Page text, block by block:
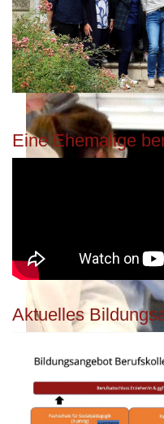
Eine Ehemalige
Aktuelles